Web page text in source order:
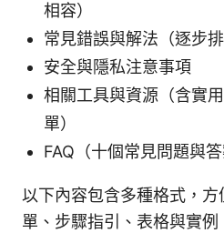
相容）
常見錯誤與解法（逐步排
安全與隱私注意事項
相關工具與資源（含實
單）
FAQ（十個常見問題與答
以下內容包含多種格式，
單、步驟指引、表格與實例